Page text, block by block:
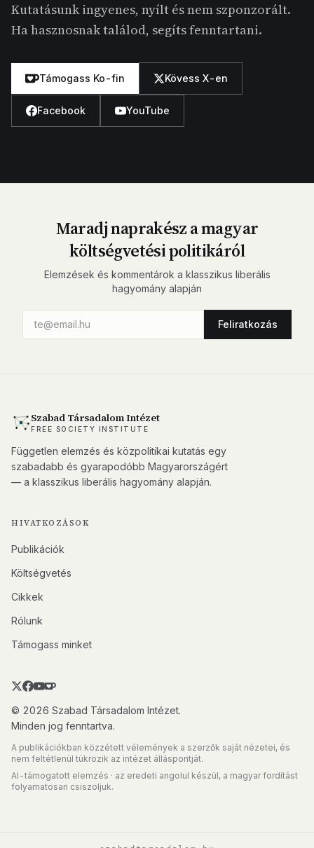
Kutatásunk ingyenes, nyílt és nem szponzorált.
Ha hasznosnak találod, segíts fenntartani.
Támogass Ko-fin Kövess X-en
Facebook YouTube
Maradj naprakész a magyar
költségvetési politikáról
Elemzések és kommentárok a klasszikus liberális
hagyomány alapján
Feliratkozás
Szabad Társadalom Intézet
FREE SOCIETY INSTITUTE
Független elemzés és közpolitikai kutatás egy
szabadabb és gyarapodóbb Magyarországért
— a klasszikus liberális hagyomány alapján.
HIVATKOZÁSOK
Publikációk
Költségvetés
Cikkek
Rólunk
Támogass minket
© 2026 Szabad Társadalom Intézet.
Minden jog fenntartva.
A publikációkban közzétett vélemények a szerzők saját nézetei, és
nem feltétlenül tükrözik az intézet álláspontját.
AI-támogatott elemzés · az eredeti angolul készül, a magyar fordítást
folyamatosan csiszoljuk.